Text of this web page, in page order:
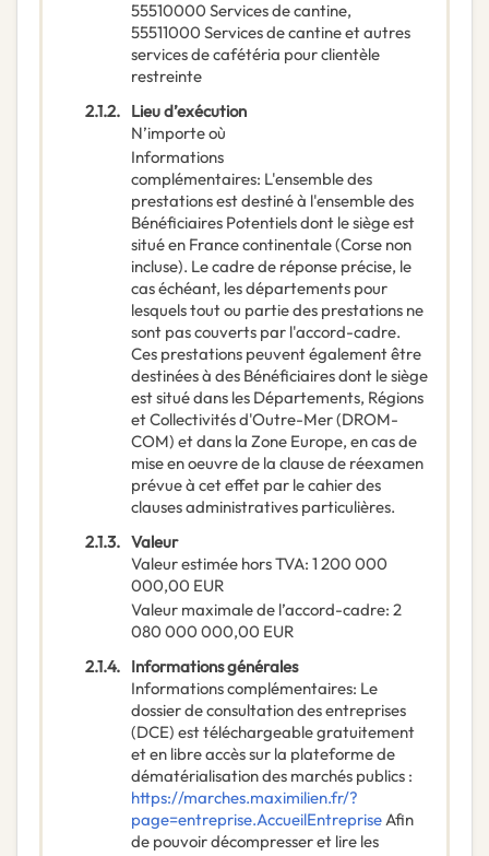
55510000 Services de cantine,
55511000 Services de cantine et autres
services de cafétéria pour clientèle
restreinte
2.1.2. Lieu d’exécution
N’importe où
Informations
complémentaires: L'ensemble des
prestations est destiné à l'ensemble des
Bénéficiaires Potentiels dont le siège est
situé en France continentale (Corse non
incluse). Le cadre de réponse précise, le
cas échéant, les départements pour
lesquels tout ou partie des prestations ne
sont pas couverts par l'accord-cadre.
Ces prestations peuvent également être
destinées à des Bénéficiaires dont le siège
est situé dans les Départements, Régions
et Collectivités d'Outre-Mer (DROM-
COM) et dans la Zone Europe, en cas de
mise en oeuvre de la clause de réexamen
prévue à cet effet par le cahier des
clauses administratives particulières.
2.1.3. Valeur
Valeur estimée hors TVA: 1 200 000
000,00 EUR
Valeur maximale de l’accord-cadre: 2
080 000 000,00 EUR
2.1.4. Informations générales
Informations complémentaires: Le
dossier de consultation des entreprises
(DCE) est téléchargeable gratuitement
et en libre accès sur la plateforme de
dématérialisation des marchés publics :
https://marches.maximilien.fr/?
page=entreprise.AccueilEntrepriseAfin
de pouvoir décompresser et lire les